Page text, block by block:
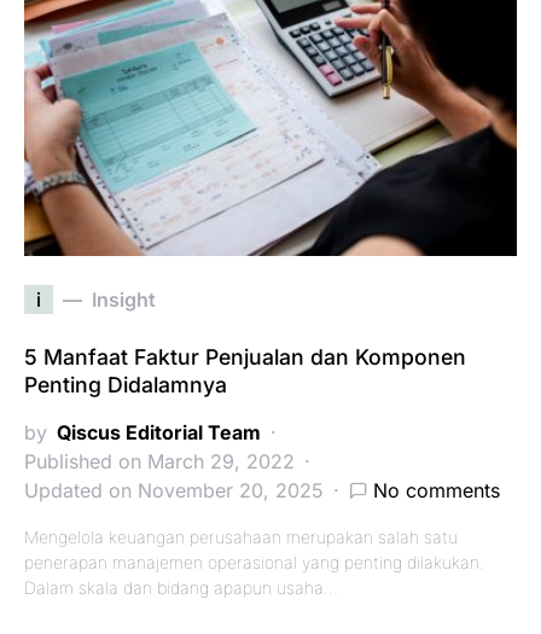
i Insight
5 Manfaat Faktur Penjualan dan Komponen
Penting Didalamnya
by Qiscus Editorial Team
Published on March 29, 2022
Updated on November 20, 2025
No comments
Mengelola keuangan perusahaan merupakan salah satu
penerapan manajemen operasional yang penting dilakukan.
Dalam skala dan bidang apapun usaha…